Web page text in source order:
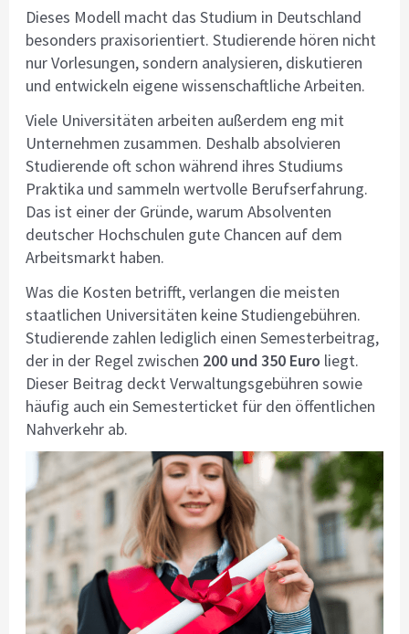
Dieses Modell macht das Studium in Deutschland
besonders praxisorientiert. Studierende hören nicht
nur Vorlesungen, sondern analysieren, diskutieren
und entwickeln eigene wissenschaftliche Arbeiten.
Viele Universitäten arbeiten außerdem eng mit
Unternehmen zusammen. Deshalb absolvieren
Studierende oft schon während ihres Studiums
Praktika und sammeln wertvolle Berufserfahrung.
Das ist einer der Gründe, warum Absolventen
deutscher Hochschulen gute Chancen auf dem
Arbeitsmarkt haben.
Was die Kosten betrifft, verlangen die meisten
staatlichen Universitäten keine Studiengebühren.
Studierende zahlen lediglich einen Semesterbeitrag,
der in der Regel zwischen 200 und 350 Euro liegt.
Dieser Beitrag deckt Verwaltungsgebühren sowie
häufig auch ein Semesterticket für den öffentlichen
Nahverkehr ab.